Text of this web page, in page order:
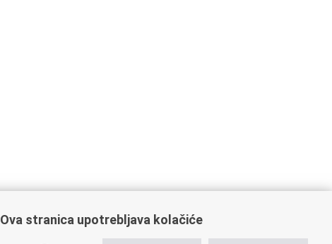
Ova stranica upotrebljava kolačiće